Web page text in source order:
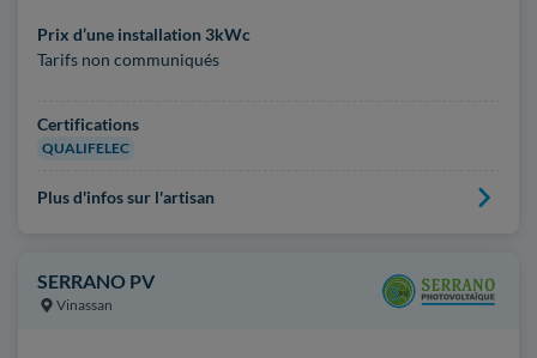
Prix d’une installation 3kWc
Tarifs non communiqués
Certifications
QUALIFELEC
Plus d'infos sur l'artisan
SERRANO PV
Vinassan